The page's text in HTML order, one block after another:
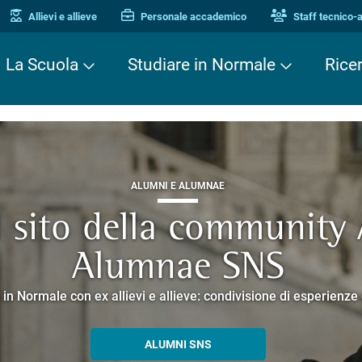
Allievi e allieve Personale accademico Staff tecnico-
La Scuola Studiare in Normale
TERZA MISSIONE
Piacere di
che racconta la ricerca e la cultura promosse dalla Scuola
ALUMNI E ALUMNAE
della community
Alumnae SNS
Normale con ex allievi e allieve: condivisione di
ALUMNI SNS
TERZA MISSIONE
Cavalieri. Una storia
guidati negli edifici storici che si affacciano su Piazza
EUROPEAN UNIVERSITIES
SCOPRI EELISA